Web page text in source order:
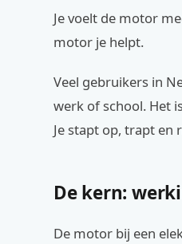
Je voelt de motor
motor je helpt.
Veel gebruikers in
werk of school. Het
Je stapt op, trapt en
De kern:
De motor bij een